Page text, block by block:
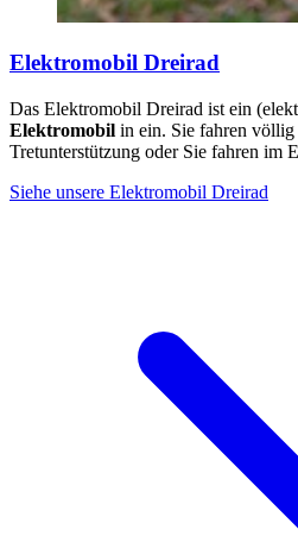
Elektromobil Dreirad
Das Elektromobil Dreirad ist ein
Elektromobil in ein. Sie fahren völlig
Tretunterstützung oder Sie fahren im
Siehe unsere Elektromobil Dreirad